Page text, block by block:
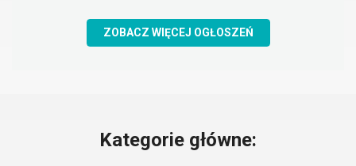
ZOBACZ WIĘCEJ OGŁOSZEŃ
Kategorie główne: